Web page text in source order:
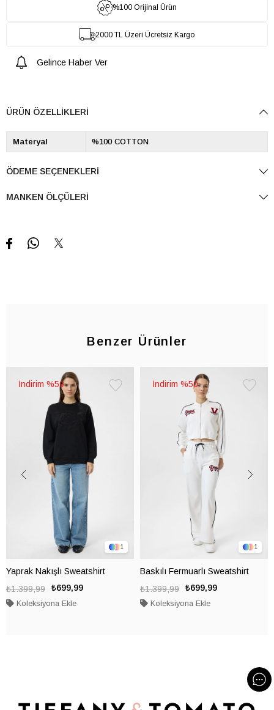
%100 Orijinal Ürün
2000 TL Üzeri Ücretsiz Kargo
Gelince Haber Ver
ÜRÜN ÖZELLIKLERI
Materyal %100 COTTON
ÖDEME SEÇENEKLERI
MANKEN ÖLÇÜLERI
Benzer Ürünler
1
Yaprak Nakışlı Sweatshirt
₺699,99
₺1.399,99
Koleksiyona Ekle
%50
1
Baskılı Fermuarlı Sweatshirt
₺699,99
₺1.399,99
Koleksiyona Ekle
%50